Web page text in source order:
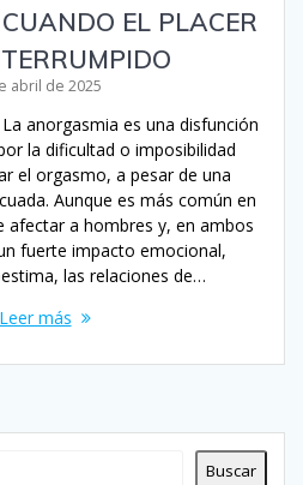
EL PLACER
abril de 2025
anorgasmia es una disfunción
la dificultad o imposibilidad
el orgasmo, a pesar de una
Aunque es más común en
afectar a hombres y, en ambos
fuerte impacto emocional,
las relaciones de…
Leer más
Buscar